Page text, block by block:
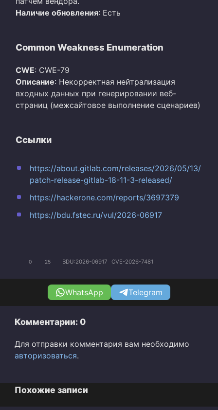
Наличие обновления: Есть
Common Weakness Enumeration
CWE: CWE-79
Описание: Некорректная нейтрализация
входных данных при генерировании веб-
страниц (межсайтовое выполнение сценариев)
Ссылки
https://about.gitlab.com/releases/2026/05/13/
patch-release-gitlab-18-11-3-released/
https://hackerone.com/reports/3697379
https://bdu.fstec.ru/vul/2026-06917
0 25 BDU:2026-06917 CVE-2026-7481
WhatsApp Telegram
Комментарии: 0
Для отправки комментария вам необходимо
авторизоваться.
Похожие записи